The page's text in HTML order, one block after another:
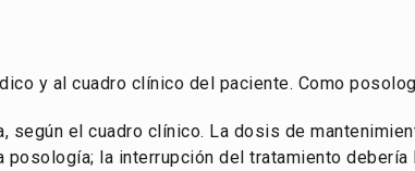
y al cuadro clínico del paciente. Como
el cuadro clínico. La dosis de
la interrupción del tratamiento